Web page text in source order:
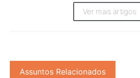
Ver mais artigos
Assuntos Relacionados